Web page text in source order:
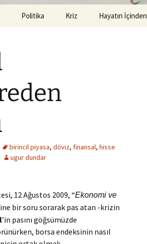
Politika Kriz Hayatın İçinden
birincil piyasa, döviz, finansal, hisse
ugur dundar
12 Ağustos 2009, “Ekonomi ve
bir soru sorarak pas atan -krizin
’in pasını göğsümüzde
borsa endeksinin nasıl